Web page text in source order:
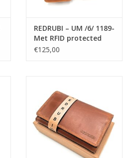
REDRUBI – UM /6/ 1189-
Met RFID protected
echt lederen -
schoudertas –
/cognac
€125,00